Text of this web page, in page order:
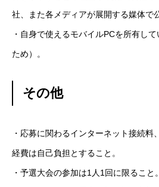
社、また各メディアが展開する媒体で
・自身で使えるモバイルPCを所有し
ため）。
その他
・応募に関わるインターネット接続料
経費は自己負担とすること。
・予選大会の参加は1人1回に限るこ